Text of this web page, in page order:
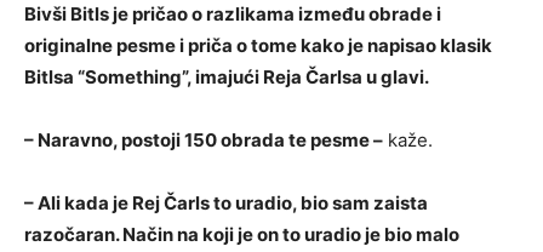
Bivši Bitls je pričao o razlikama između obrade i
originalne pesme i priča o tome kako je napisao klasik
Bitlsa “Something”, imajući Reja Čarlsa u glavi.
– Naravno, postoji 150 obrada te pesme – kaže.
– Ali kada je Rej Čarls to uradio, bio sam zaista
razočaran. Način na koji je on to uradio je bio malo